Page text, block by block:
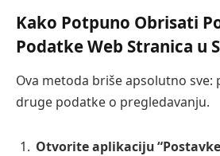
Kako Potpuno Obrisati
Podatke Web Stranica u
Ova metoda briše apsolutno sve:
druge podatke o pregledavanju.
Otvorite aplikaciju